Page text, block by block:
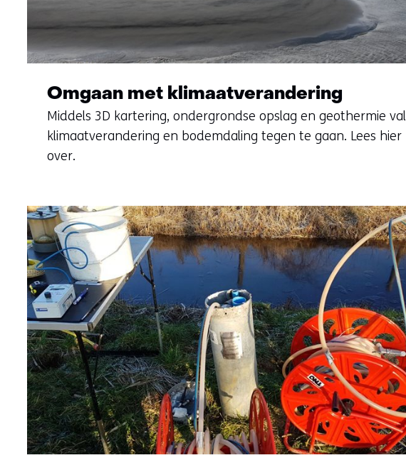
Omgaan met klimaatverandering
Middels 3D kartering, ondergrondse opslag en geothermie
klimaatverandering en bodemdaling tegen te gaan. Lees hier
over.